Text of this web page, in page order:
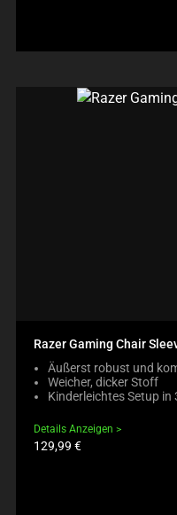
Razer Gaming Chair
Äußerst robust und
Weicher, dicker Stoff
Kinderleichtes Setup in
Details Anzeigen
Produktpreis:
129,99 €